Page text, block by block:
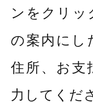
ンをクリッ
の案内にし
住所、お支
力してくだ